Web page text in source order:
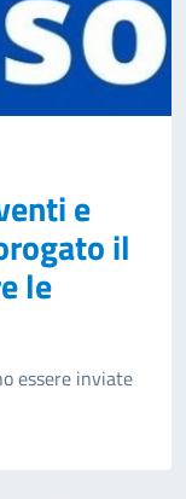
e
il
le
essere inviate